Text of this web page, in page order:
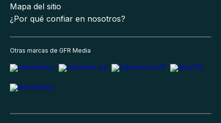
Mapa del sitio
¿Por qué confiar en nosotros?
Otras marcas de GFR Media